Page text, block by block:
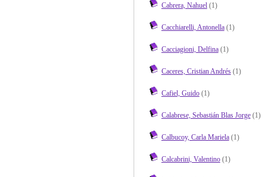
Cabrera, Nahuel(1)
Cacchiarelli, Antonella(1)
Cacciagioni, Delfina(1)
Caceres, Cristian Andrés(1)
Cafiel, Guido(1)
Calabrese, Sebastián Blas Jorge(1)
Calbucoy, Carla Mariela(1)
Calcabrini, Valentino(1)